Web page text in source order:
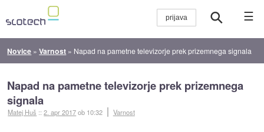
☰
Novice »Varnost » Napad na pametne televizorje prek prizemnega signala
Napad na pametne televizorje prek prizemnega
signala
Matej Huš ::2. apr 2017ob 10:32 Varnost